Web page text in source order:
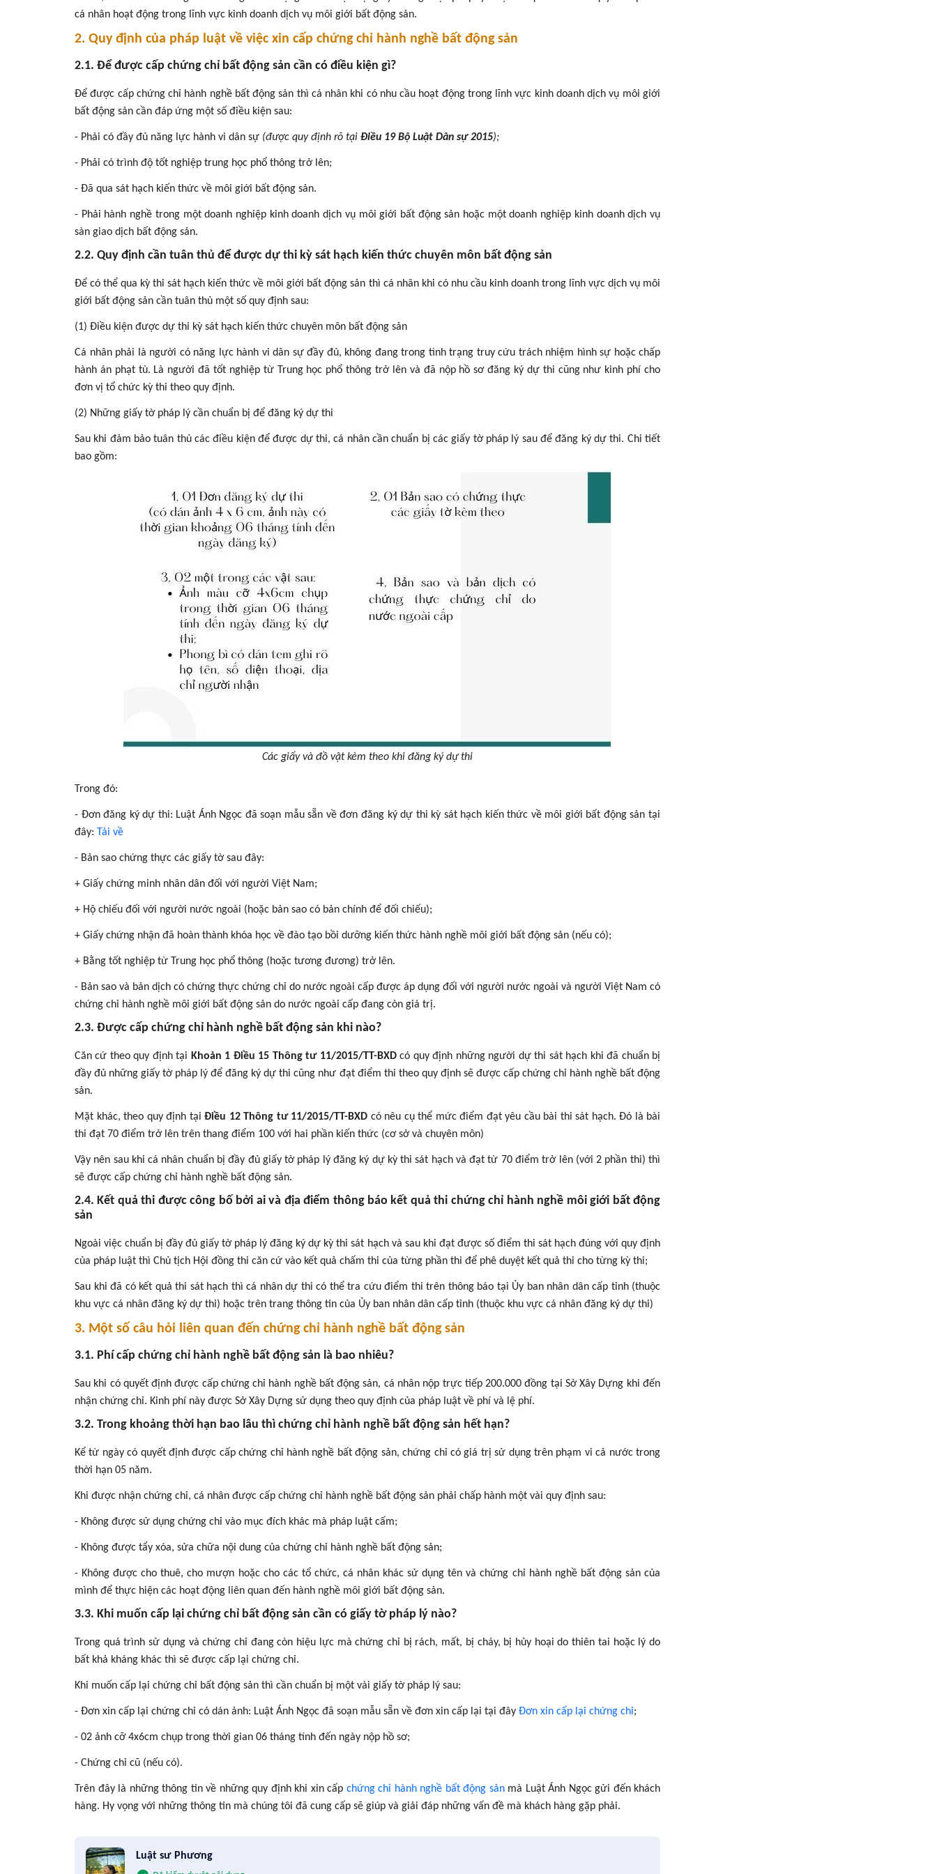
cá nhân hoạt động trong lĩnh vực kinh doanh dịch vụ môi giới bất động sản.
2. Quy định của pháp luật về việc xin cấp chứng chỉ hành nghề bất động sản
2.1. Để được cấp chứng chỉ bất động sản cần có điều kiện gì?
Để được cấp chứng chỉ hành nghề bất động sản thì cá nhân khi có nhu cầu hoạt động trong lĩnh vực kinh doanh dịch vụ môi giới
bất động sản cần đáp ứng một số điều kiện sau:
- Phải có đầy đủ năng lực hành vi dân sự (được quy định rõ tại Điều 19 Bộ Luật Dân sự 2015);
- Phải có trình độ tốt nghiệp trung học phổ thông trở lên;
- Đã qua sát hạch kiến thức về môi giới bất động sản.
- Phải hành nghề trong một doanh nghiệp kinh doanh dịch vụ môi giới bất động sản hoặc một doanh nghiệp kinh doanh dịch vụ
sàn giao dịch bất động sản.
2.2. Quy định cần tuân thủ để được dự thi kỳ sát hạch kiến thức chuyên môn bất động sản
Để có thể qua kỳ thi sát hạch kiến thức về môi giới bất động sản thì cá nhân khi có nhu cầu kinh doanh trong lĩnh vực dịch vụ môi
giới bất động sản cần tuân thủ một số quy định sau:
(1) Điều kiện được dự thi kỳ sát hạch kiến thức chuyên môn bất động sản
Cá nhân phải là người có năng lực hành vi dân sự đầy đủ, không đang trong tình trạng truy cứu trách nhiệm hình sự hoặc chấp
hành án phạt tù. Là người đã tốt nghiệp từ Trung học phổ thông trở lên và đã nộp hồ sơ đăng ký dự thi cũng như kinh phí cho
đơn vị tổ chức kỳ thi theo quy định.
(2) Những giấy tờ pháp lý cần chuẩn bị để đăng ký dự thi
Sau khi đảm bảo tuân thủ các điều kiện để được dự thi, cá nhân cần chuẩn bị các giấy tờ pháp lý sau để đăng ký dự thi. Chi tiết
bao gồm:
Các giấy và đồ vật kèm theo khi đăng ký dự thi
Trong đó:
- Đơn đăng ký dự thi: Luật Ánh Ngọc đã soạn mẫu sẵn về đơn đăng ký dự thi kỳ sát hạch kiến thức về môi giới bất động sản tại
đây: Tải về
- Bản sao chứng thực các giấy tờ sau đây:
+ Giấy chứng minh nhân dân đối với người Việt Nam;
+ Hộ chiếu đối với người nước ngoài (hoặc bản sao có bản chính để đối chiếu);
+ Giấy chứng nhận đã hoàn thành khóa học về đào tạo bồi dưỡng kiến thức hành nghề môi giới bất động sản (nếu có);
+ Bằng tốt nghiệp từ Trung học phổ thông (hoặc tương đương) trở lên.
- Bản sao và bản dịch có chứng thực chứng chỉ do nước ngoài cấp được áp dụng đối với người nước ngoài và người Việt Nam có
chứng chỉ hành nghề môi giới bất động sản do nước ngoài cấp đang còn giá trị.
2.3. Được cấp chứng chỉ hành nghề bất động sản khi nào?
Căn cứ theo quy định tại Khoản 1 Điều 15 Thông tư 11/2015/TT-BXDcó quy định những người dự thi sát hạch khi đã chuẩn bị
đầy đủ những giấy tờ pháp lý để đăng ký dự thi cũng như đạt điểm thi theo quy định sẽ được cấp chứng chỉ hành nghề bất động
sản.
Mặt khác, theo quy định tại Điều 12 Thông tư 11/2015/TT-BXD có nêu cụ thể mức điểm đạt yêu cầu bài thi sát hạch. Đó là bài
thi đạt 70 điểm trở lên trên thang điểm 100 với hai phần kiến thức (cơ sở và chuyên môn)
Vậy nên sau khi cá nhân chuẩn bị đầy đủ giấy tờ pháp lý đăng ký dự kỳ thi sát hạch và đạt từ 70 điểm trở lên (với 2 phần thi) thì
sẽ được cấp chứng chỉ hành nghề bất động sản.
2.4. Kết quả thi được công bố bởi ai và địa điểm thông báo kết quả thi chứng chỉ hành nghề môi giới bất động
sản
Ngoài việc chuẩn bị đầy đủ giấy tờ pháp lý đăng ký dự kỳ thi sát hạch và sau khi đạt được số điểm thi sát hạch đúng với quy định
của pháp luật thì Chủ tịch Hội đồng thi căn cứ vào kết quả chấm thi của từng phần thi để phê duyệt kết quả thi cho từng kỳ thi;
Sau khi đã có kết quả thi sát hạch thì cá nhân dự thi có thể tra cứu điểm thi trên thông báo tại Ủy ban nhân dân cấp tỉnh (thuộc
khu vực cá nhân đăng ký dự thi) hoặc trên trang thông tin của Ủy ban nhân dân cấp tỉnh (thuộc khu vực cá nhân đăng ký dự thi)
3. Một số câu hỏi liên quan đến chứng chỉ hành nghề bất động sản
3.1. Phí cấp chứng chỉ hành nghề bất động sản là bao nhiêu?
Sau khi có quyết định được cấp chứng chỉ hành nghề bất động sản, cá nhân nộp trực tiếp 200.000 đồng tại Sở Xây Dựng khi đến
nhận chứng chỉ. Kinh phí này được Sở Xây Dựng sử dụng theo quy định của pháp luật về phí và lệ phí.
3.2. Trong khoảng thời hạn bao lâu thì chứng chỉ hành nghề bất động sản hết hạn?
Kể từ ngày có quyết định được cấp chứng chỉ hành nghề bất động sản, chứng chỉ có giá trị sử dụng trên phạm vi cả nước trong
thời hạn 05 năm.
Khi được nhận chứng chỉ, cá nhân được cấp chứng chỉ hành nghề bất động sản phải chấp hành một vài quy định sau:
- Không được sử dụng chứng chỉ vào mục đích khác mà pháp luật cấm;
- Không được tẩy xóa, sửa chữa nội dung của chứng chỉ hành nghề bất động sản;
- Không được cho thuê, cho mượn hoặc cho các tổ chức, cá nhân khác sử dụng tên và chứng chỉ hành nghề bất động sản của
mình để thực hiện các hoạt động liên quan đến hành nghề môi giới bất động sản.
3.3. Khi muốn cấp lại chứng chỉ bất động sản cần có giấy tờ pháp lý nào?
Trong quá trình sử dụng và chứng chỉ đang còn hiệu lực mà chứng chỉ bị rách, mất, bị cháy, bị hủy hoại do thiên tai hoặc lý do
bất khả kháng khác thì sẽ được cấp lại chứng chỉ.
Khi muốn cấp lại chứng chỉ bất động sản thì cần chuẩn bị một vài giấy tờ pháp lý sau:
- Đơn xin cấp lại chứng chỉ có dán ảnh: Luật Ánh Ngọc đã soạn mẫu sẵn về đơn xin cấp lại tại đây Đơn xin cấp lại chứng chỉ;
- 02 ảnh cỡ 4x6cm chụp trong thời gian 06 tháng tính đến ngày nộp hồ sơ;
- Chứng chỉ cũ (nếu có).
Trên đây là những thông tin về những quy định khi xin cấp chứng chỉ hành nghề bất động sảnmà Luật Ánh Ngọc gửi đến khách
hàng. Hy vọng với những thông tin mà chúng tôi đã cung cấp sẽ giúp và giải đáp những vấn đề mà khách hàng gặp phải.
Luật sư Phương